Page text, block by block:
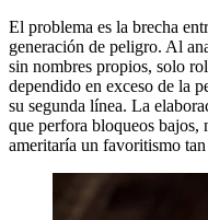
El problema es la brecha
generación de peligro. Al
sin nombres propios, solo
dependido en exceso de la
su segunda línea. La
que perfora bloqueos bajos,
ameritaría un favoritismo